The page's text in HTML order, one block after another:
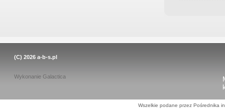
(C) 2026 a-b-s.pl
Wykonanie Galactica
Wszelkie podane przez Pośrednika